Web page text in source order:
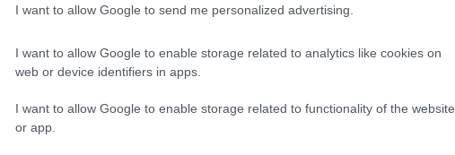
I want to allow Google to send me personalized advertising.
I want to allow Google to enable storage related to analytics like cookies on
web or device identifiers in apps.
I want to allow Google to enable storage related to functionality of the website
or app.